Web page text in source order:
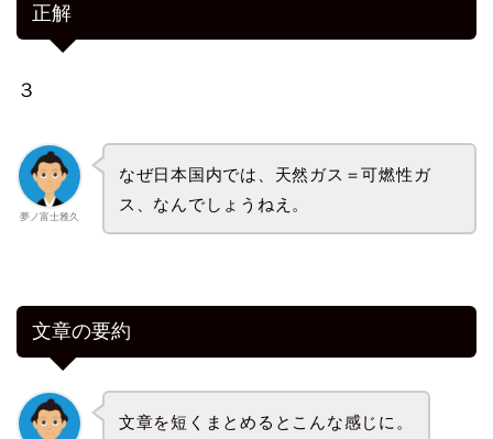
正解
３
夢ノ富士雅久
なぜ日本国内では、天然ガス＝可燃性ガ
ス、なんでしょうねえ。
文章の要約
文章を短くまとめるとこんな感じに。